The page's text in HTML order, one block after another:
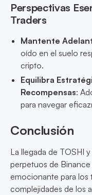
Perspectivas
Traders
Mantente
oído en el suelo
cripto.
Equilibra
Recompensas:
para navegar
Conclusión
La llegada de TOSHI
perpetuos de
emocionante para los
complejidades de los